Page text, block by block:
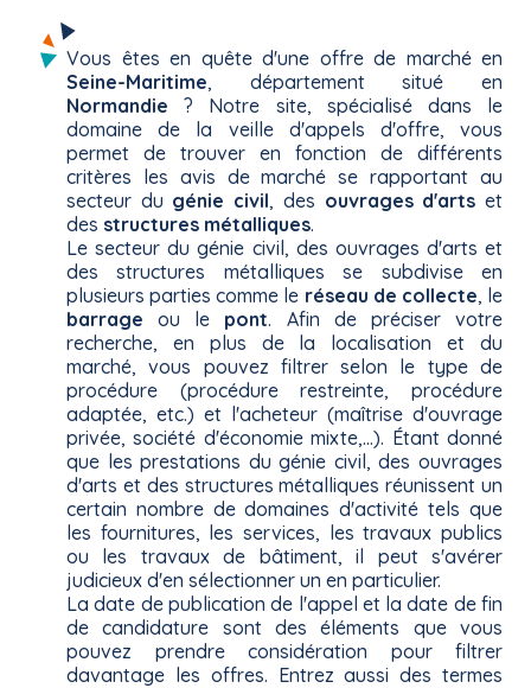
Vous êtes en quête d'une offre de marché en
Seine-Maritime, département situé en
Normandie ? Notre site, spécialisé dans le
domaine de la veille d'appels d'offre, vous
permet de trouver en fonction de différents
critères les avis de marché se rapportant au
secteur du génie civil, des ouvrages d'arts et
des structures métalliques.
Le secteur du génie civil, des ouvrages d'arts et
des structures métalliques se subdivise en
plusieurs parties comme le réseau de collecte, le
barrage ou le pont. Afin de préciser votre
recherche, en plus de la localisation et du
marché, vous pouvez filtrer selon le type de
procédure (procédure restreinte, procédure
adaptée, etc.) et l'acheteur (maîtrise d'ouvrage
privée, société d'économie mixte,...). Étant donné
que les prestations du génie civil, des ouvrages
d'arts et des structures métalliques réunissent un
certain nombre de domaines d'activité tels que
les fournitures, les services, les travaux publics
ou les travaux de bâtiment, il peut s'avérer
judicieux d'en sélectionner un en particulier.
La date de publication de l'appel et la date de fin
de candidature sont des éléments que vous
pouvez prendre considération pour filtrer
davantage les offres. Entrez aussi des termes